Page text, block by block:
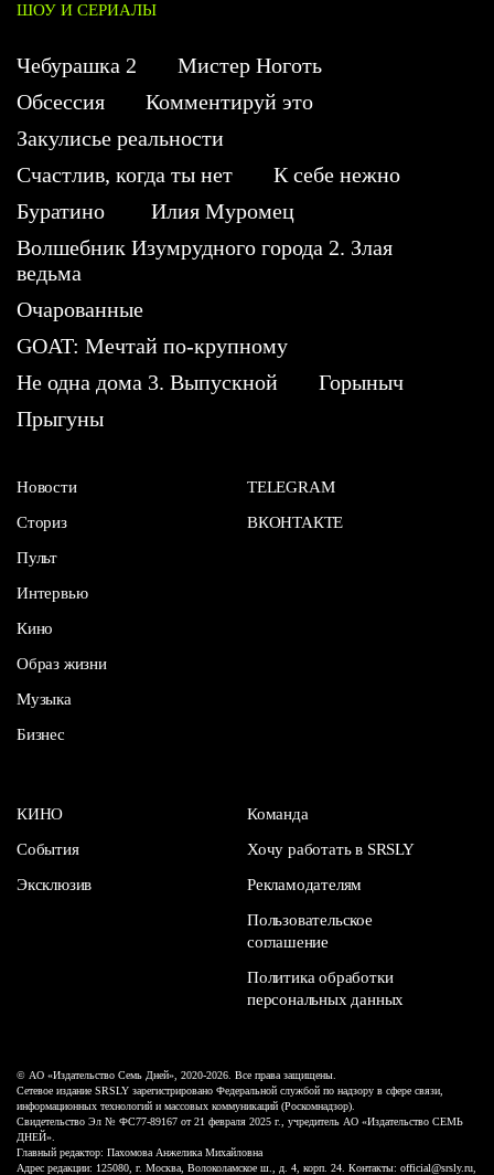
ШОУ И СЕРИАЛЫ
Чебурашка 2
Мистер Ноготь
Обсессия
Комментируй это
Закулисье реальности
Счастлив, когда ты нет
К себе нежно
Буратино
Илия Муромец
Волшебник Изумрудного города 2. Злая
ведьма
Очарованные
GOAT: Мечтай по-крупному
Не одна дома 3. Выпускной
Горыныч
Прыгуны
Новости
Сториз
Пульт
Интервью
Кино
Образ жизни
Музыка
Бизнес
TELEGRAM
ВКОНТАКТЕ
КИНО
События
Эксклюзив
Команда
Хочу работать в SRSLY
Рекламодателям
Пользовательское
соглашение
Политика обработки
персональных данных
© АО «Издательство Семь Дней», 2020-2026. Все права защищены.
Сетевое издание SRSLY зарегистрировано Федеральной службой по надзору в сфере связи,
информационных технологий и массовых коммуникаций (Роскомнадзор).
Свидетельство Эл № ФС77-89167 от 21 февраля 2025 г., учредитель АО «Издательство СЕМЬ
ДНЕЙ».
Главный редактор: Пахомова Анжелика Михайловна
Адрес редакции: 125080, г. Москва, Волоколамское ш., д. 4, корп. 24. Контакты: official@srsly.ru,